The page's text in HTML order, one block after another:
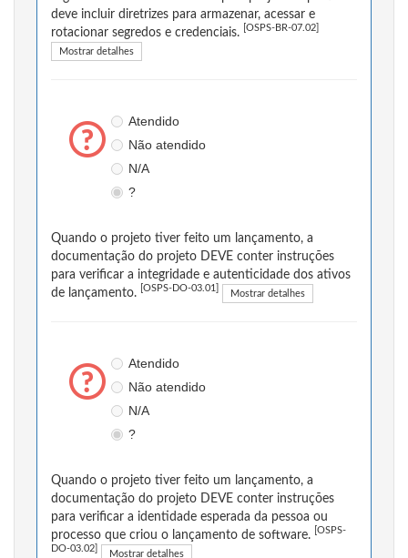
deve incluir diretrizes para armazenar, acessar e
rotacionar segredos e credenciais.
[OSPS-BR-07.02]
Mostrar detalhes
Atendido
Não atendido
N/A
?
Quando o projeto tiver feito um lançamento, a
documentação do projeto DEVE conter instruções
para verificar a integridade e autenticidade dos ativos
de lançamento.
[OSPS-DO-03.01] Mostrar detalhes
Atendido
Não atendido
N/A
?
Quando o projeto tiver feito um lançamento, a
documentação do projeto DEVE conter instruções
para verificar a identidade esperada da pessoa ou
processo que criou o lançamento de software.
[OSPS-
DO-03.02] Mostrar detalhes